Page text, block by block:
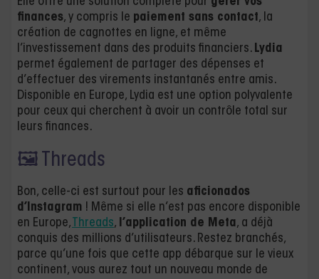
finances, y compris le paiement sans contact, la
création de cagnottes en ligne, et même
l’investissement dans des produits financiers. Lydia
permet également de partager des dépenses et
d’effectuer des virements instantanés entre amis.
Disponible en Europe, Lydia est une option polyvalente
pour ceux qui cherchent à avoir un contrôle total sur
leurs finances.
🖼 Threads
Bon, celle-ci est surtout pour les aficionados
d’Instagram ! Même si elle n’est pas encore disponible
en Europe, Threads, l’application de Meta, a déjà
conquis des millions d’utilisateurs. Restez branchés,
parce qu’une fois que cette app débarque sur le vieux
continent, vous aurez tout un nouveau monde de